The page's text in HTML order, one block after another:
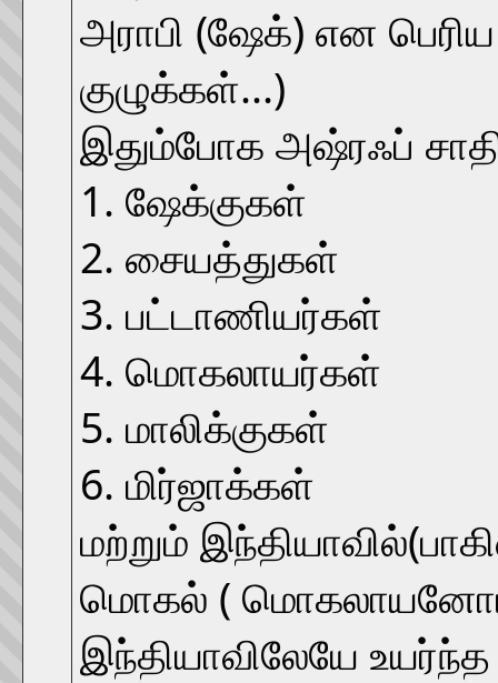
அராபி (ஷேக்) என
குழுக்கள்...)
இதும்போக அஷ்ரஃப்
1. ஷேக்குகள்
2. சையத்துகள்
3. பட்டாணியர்கள்
4. மொகலாயர்கள்
5. மாலிக்குகள்
6. மிர்ஜாக்கள்
மற்றும்
மொகல் ( மொகலாயனோட
இந்தியாவிலேயே உயர்ந்த